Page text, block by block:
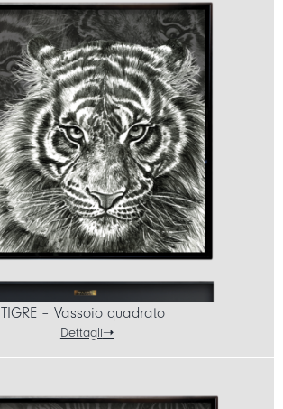
TIGRE – Vassoio quadrato
Dettagli